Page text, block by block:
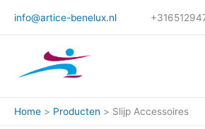
naar
de
info@artice-benelux.nl
Home Producten Slijp Accessoires
op
prijs: